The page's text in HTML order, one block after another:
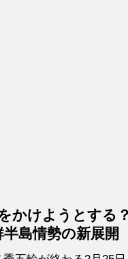
かけようとする
島情勢の新展開